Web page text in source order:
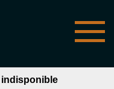
indisponible